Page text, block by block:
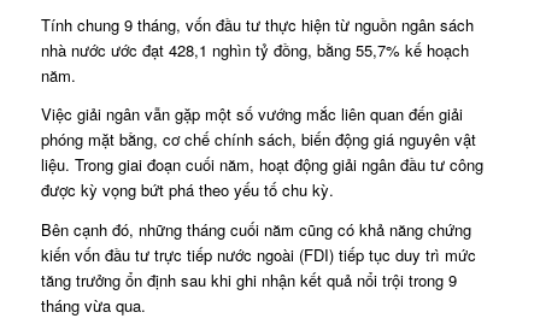
Tính chung 9 tháng, vốn đầu tư thực hiện từ nguồn ngân sách
nhà nước ước đạt 428,1 nghìn tỷ đồng, bằng 55,7% kế hoạch
năm.
Việc giải ngân vẫn gặp một số vướng mắc liên quan đến giải
phóng mặt bằng, cơ chế chính sách, biến động giá nguyên vật
liệu. Trong giai đoạn cuối năm, hoạt động giải ngân đầu tư công
được kỳ vọng bứt phá theo yếu tố chu kỳ.
Bên cạnh đó, những tháng cuối năm cũng có khả năng chứng
kiến vốn đầu tư trực tiếp nước ngoài (FDI) tiếp tục duy trì mức
tăng trưởng ổn định sau khi ghi nhận kết quả nổi trội trong 9
tháng vừa qua.